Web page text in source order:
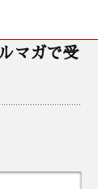
マガで受